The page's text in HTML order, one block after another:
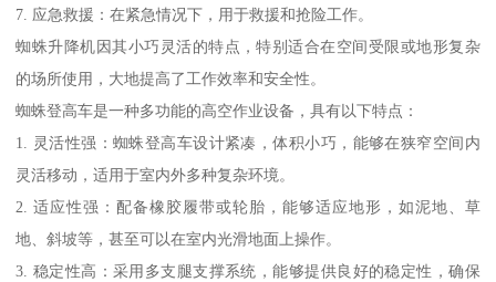
7. 应急救援：在紧急情况下，用于救援和抢险工作。
蜘蛛升降机因其小巧灵活的特点，特别适合在空间受限或地形复杂
的场所使用，大地提高了工作效率和安全性。
蜘蛛登高车是一种多功能的高空作业设备，具有以下特点：
1. 灵活性强：蜘蛛登高车设计紧凑，体积小巧，能够在狭窄空间内
灵活移动，适用于室内外多种复杂环境。
2. 适应性强：配备橡胶履带或轮胎，能够适应地形，如泥地、草
地、斜坡等，甚至可以在室内光滑地面上操作。
3. 稳定性高：采用多支腿支撑系统，能够提供良好的稳定性，确保